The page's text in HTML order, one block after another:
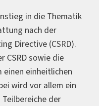
in die Thematik
nach der
Directive (CSRD).
CSRD sowie die
einheitlichen
wird vor allem ein
der